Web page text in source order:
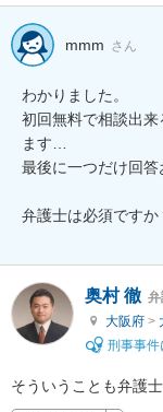
mmm さん
わかりました。
初回無料で相談出
ます…
最後に一つだけ回答
弁護士は必須ですか
奥村 徹
大阪府 >
刑事事件
そういうことも弁護